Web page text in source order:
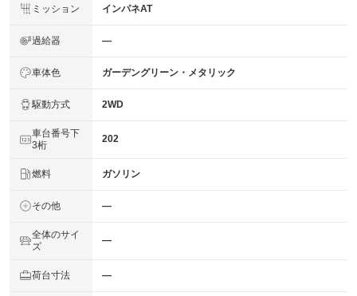
ミッション インパネAT
過給器 ―
車体色 ガーデングリーン・メタリック
駆動方式 2WD
車台番号下
3桁
202
燃料 ガソリン
その他 ―
全体のサイ
ズ
―
荷台寸法 ―